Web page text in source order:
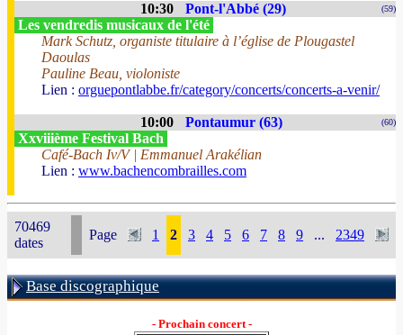
10:30 Pont-l'Abbé (29) (59)
Les vendredis musicaux de l'été
Mark Schutz, organiste titulaire à l’église de Plougastel
Daoulas
Pauline Beau, violoniste
Lien : orguepontlabbe.fr/category/concerts/concerts-a-venir/
10:00 Pontaumur (63) (60)
Xxviiième Festival Bach
Café-Bach Iv/V | Emmanuel Arakélian
Lien : www.bachencombrailles.com
70469
dates
Page 1 2 3 4 5 6 7 8 9 ... 2349
Base discographique
- Prochain concert -